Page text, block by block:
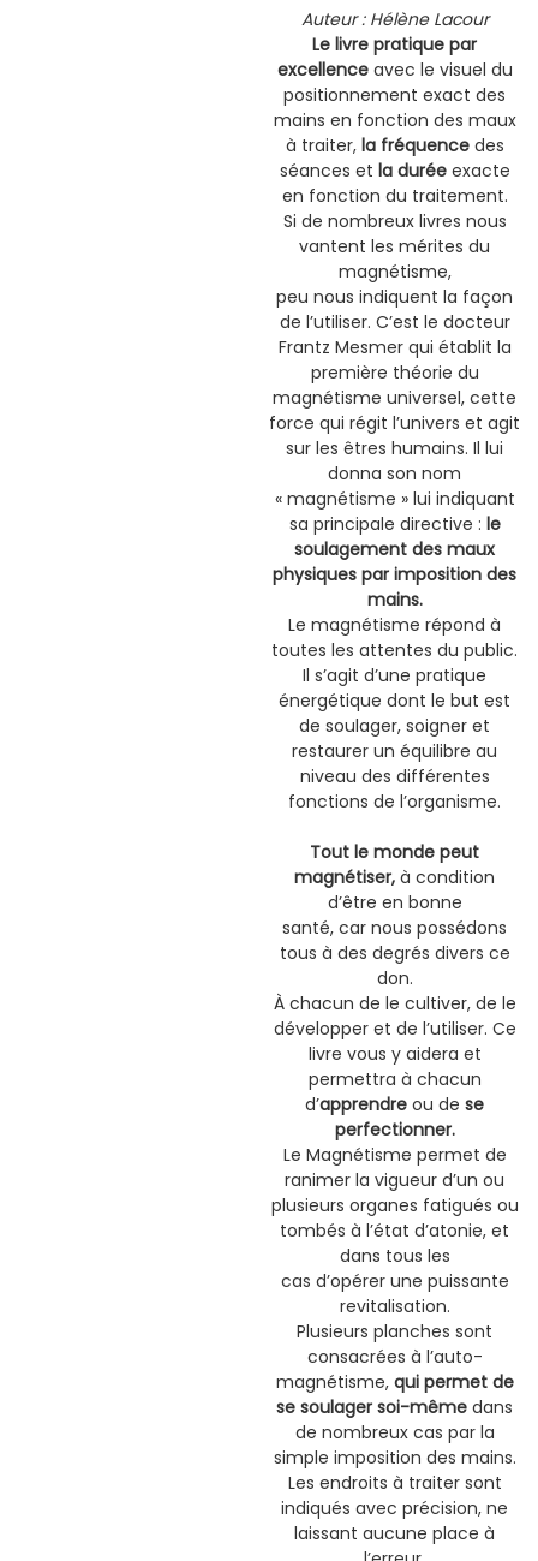
Auteur : Hélène Lacour
Le livre pratique par
excellenceavec le visuel du
positionnement exact des
mains en fonction des maux
à traiter, la fréquencedes
séances et la duréeexacte
en fonction du traitement.
Si de nombreux livres nous
vantent les mérites du
magnétisme,
peu nous indiquent la façon
de l’utiliser. C’est le docteur
Frantz Mesmer qui établit la
première théorie du
magnétisme universel, cette
force qui régit l’univers et agit
sur les êtres humains. Il lui
donna son nom
« magnétisme » lui indiquant
sa principale directive : le
soulagement des maux
physiques par imposition des
mains.
Le magnétisme répond à
toutes les attentes du public.
Il s’agit d’une pratique
énergétique dont le but est
de soulager, soigner et
restaurer un équilibre au
niveau des différentes
fonctions de l’organisme.
Tout le monde peut
magnétiser, à condition
d’être en bonne
santé, car nous possédons
tous à des degrés divers ce
don.
À chacun de le cultiver, de le
développer et de l’utiliser. Ce
livre vous y aidera et
permettra à chacun
d’apprendre ou de se
perfectionner.
Le Magnétisme permet de
ranimer la vigueur d’un ou
plusieurs organes fatigués ou
tombés à l’état d’atonie, et
dans tous les
cas d’opérer une puissante
revitalisation.
Plusieurs planches sont
consacrées à l’auto-
magnétisme, qui permet de
se soulager soi-même dans
de nombreux cas par la
simple imposition des mains.
Les endroits à traiter sont
indiqués avec précision, ne
laissant aucune place à